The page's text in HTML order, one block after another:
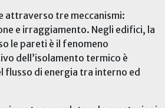
attraverso tre meccanismi:
e irraggiamento. Negli edifici, la
le pareti è il fenomeno
dell’isolamento termico è
flusso di energia tra interno ed